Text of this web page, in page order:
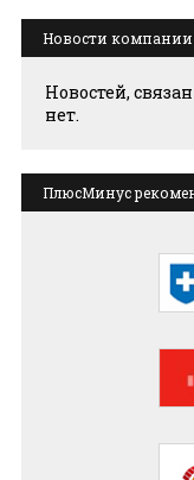
Новости компании
Новостей,
нет.
ПлюсМинус